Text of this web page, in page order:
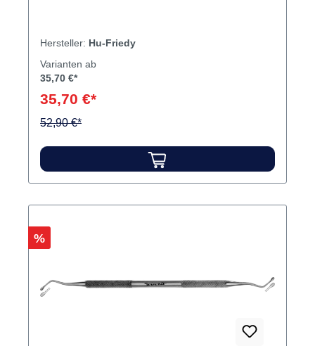
Hersteller: Hu-Friedy
Varianten ab
35,70 €*
35,70 €*
52,90 €*
Rabatt
%